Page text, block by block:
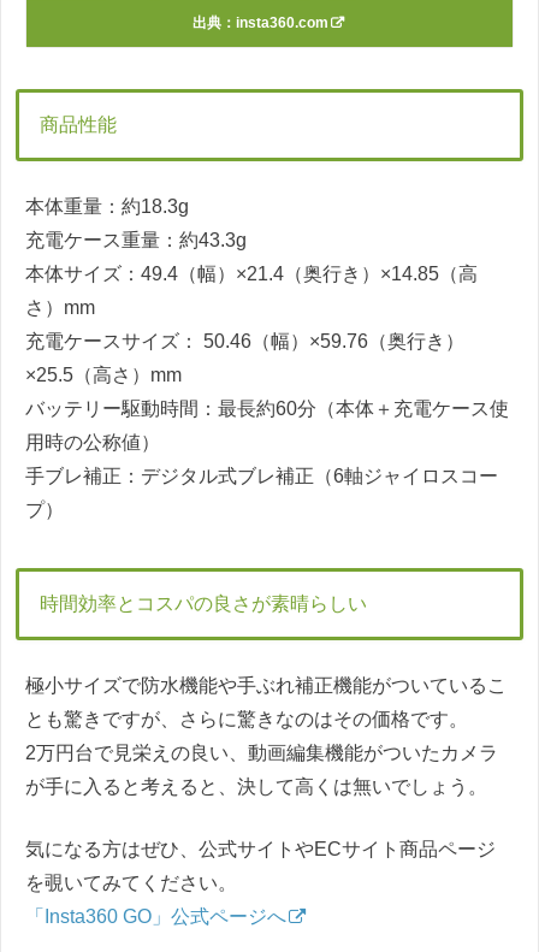
出典： insta360.com
商品性能
本体重量：約18.3g
充電ケース重量：約43.3g
本体サイズ：49.4（幅）×21.4（奥行き）×14.85（高
さ）mm
充電ケースサイズ： 50.46（幅）×59.76（奥行き）
×25.5（高さ）mm
バッテリー駆動時間：最長約60分（本体＋充電ケース使
用時の公称値）
手ブレ補正：デジタル式ブレ補正（6軸ジャイロスコー
プ）
時間効率とコスパの良さが素晴らしい
極小サイズで防水機能や手ぶれ補正機能がついているこ
とも驚きですが、さらに驚きなのはその価格です。
2万円台で見栄えの良い、動画編集機能がついたカメラ
が手に入ると考えると、決して高くは無いでしょう。
気になる方はぜひ、公式サイトやECサイト商品ページ
を覗いてみてください。
「Insta360 GO」公式ページへ